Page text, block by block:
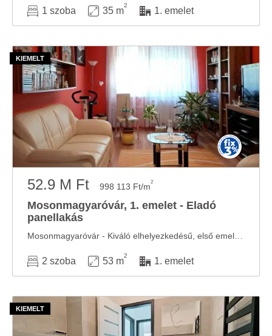
1 szoba 35 m
2
1. emelet
52.9 M Ft 998 113 Ft/m2
Mosonmagyaróvár, 1. emelet - Eladó
panellakás
2 szoba 53 m
2
1. emelet